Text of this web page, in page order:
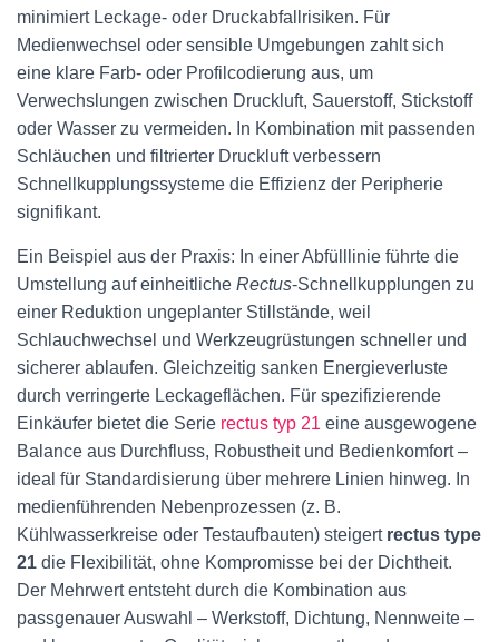
minimiert Leckage- oder Druckabfallrisiken. Für
Medienwechsel oder sensible Umgebungen zahlt sich
eine klare Farb- oder Profilcodierung aus, um
Verwechslungen zwischen Druckluft, Sauerstoff, Stickstoff
oder Wasser zu vermeiden. In Kombination mit passenden
Schläuchen und filtrierter Druckluft verbessern
Schnellkupplungssysteme die Effizienz der Peripherie
signifikant.
Ein Beispiel aus der Praxis: In einer Abfülllinie führte die
Umstellung auf einheitliche Rectus-Schnellkupplungen zu
einer Reduktion ungeplanter Stillstände, weil
Schlauchwechsel und Werkzeugrüstungen schneller und
sicherer ablaufen. Gleichzeitig sanken Energieverluste
durch verringerte Leckageflächen. Für spezifizierende
Einkäufer bietet die Serie rectus typ 21 eine ausgewogene
Balance aus Durchfluss, Robustheit und Bedienkomfort –
ideal für Standardisierung über mehrere Linien hinweg. In
medienführenden Nebenprozessen (z. B.
Kühlwasserkreise oder Testaufbauten) steigert rectus type
21 die Flexibilität, ohne Kompromisse bei der Dichtheit.
Der Mehrwert entsteht durch die Kombination aus
passgenauer Auswahl – Werkstoff, Dichtung, Nennweite –